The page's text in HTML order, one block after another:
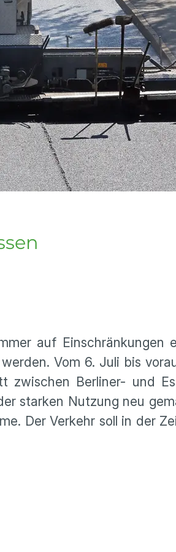
auf Einschränkungen
Vom 6. Juli bis
zwischen Berliner- und
starken Nutzung neu
Der Verkehr soll in der